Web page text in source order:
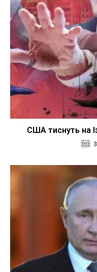
США тиснуть на